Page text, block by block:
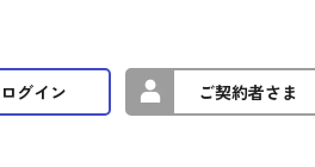
ログイン ご契約者さま